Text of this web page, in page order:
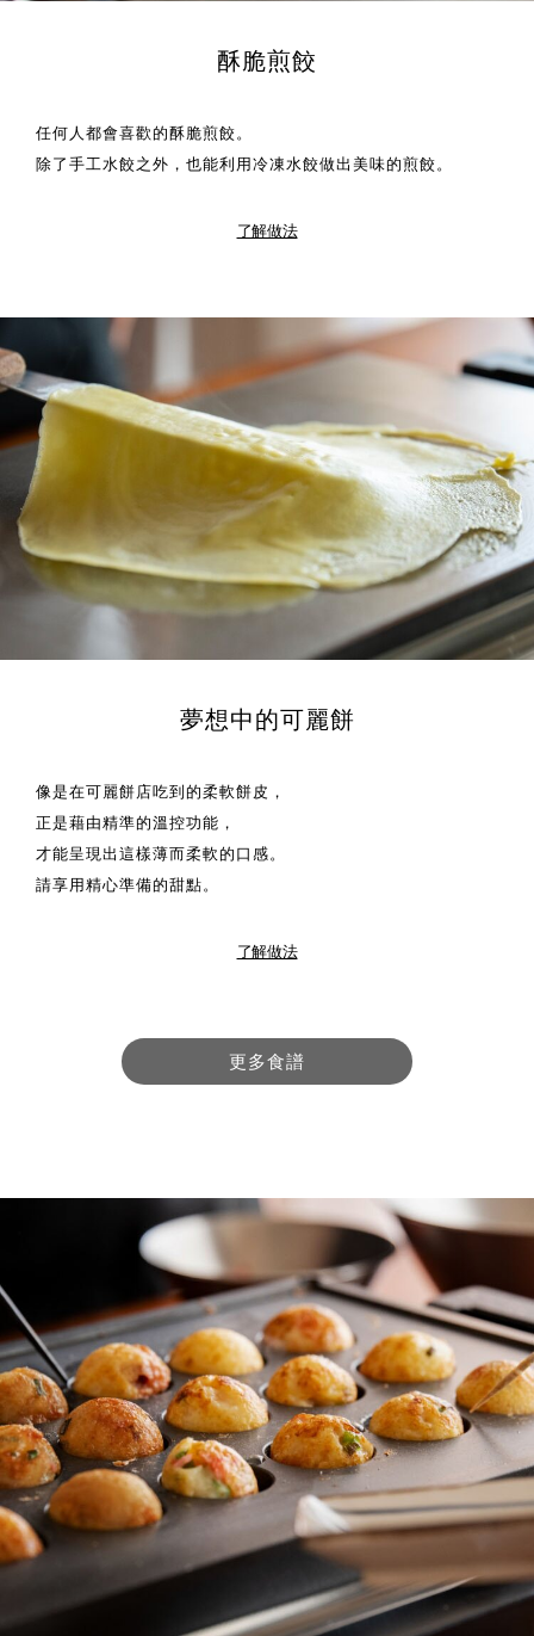
酥脆煎餃
任何人都會喜歡的酥脆煎餃。
除了手工水餃之外，也能利用冷凍水餃做出美味的煎餃。
了解做法
夢想中的可麗餅
像是在可麗餅店吃到的柔軟餅皮，
正是藉由精準的溫控功能，
才能呈現出這樣薄而柔軟的口感。
請享用精心準備的甜點。
了解做法
更多食譜